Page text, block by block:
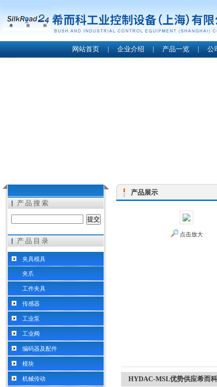
希而科工业控制设备（上海）有限公司
网站首页 | 企业介绍 | 产品一览 | 公
产品搜索
产品目录
夹具模具
夹爪
工件夹具
传感器
工业泵
工业阀
编码器及配件
模块
机械传动
产品展示
点击放大
HYDAC-MSL优势供应希而